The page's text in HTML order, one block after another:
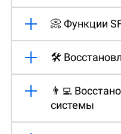
📀 Функции
🛠️
👨‍💻
системы